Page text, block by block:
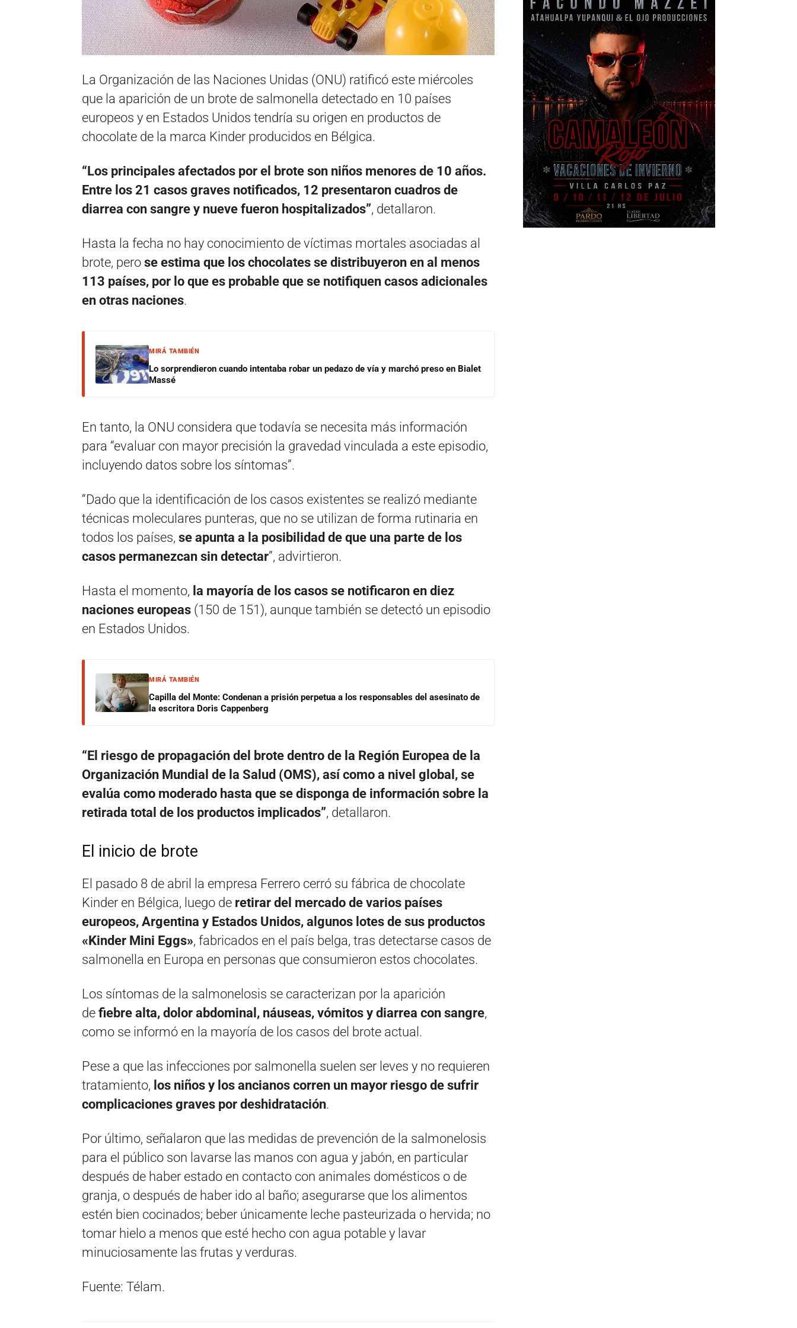
La Organización de las Naciones Unidas (ONU) ratificó este miércoles
que la aparición de un brote de salmonella detectado en 10 países
europeos y en Estados Unidos tendría su origen en productos de
chocolate de la marca Kinder producidos en Bélgica.
“Los principales afectados por el brote son niños menores de 10 años.
Entre los 21 casos graves notificados, 12 presentaron cuadros de
diarrea con sangre y nueve fueron hospitalizados”, detallaron.
Hasta la fecha no hay conocimiento de víctimas mortales asociadas al
brote, pero se estima que los chocolates se distribuyeron en al menos
113 países, por lo que es probable que se notifiquen casos adicionales
en otras naciones.
MIRÁ TAMBIÉN
Lo sorprendieron cuando intentaba robar un pedazo de vía y marchó preso en Bialet
Massé
En tanto, la ONU considera que todavía se necesita más información
para “evaluar con mayor precisión la gravedad vinculada a este episodio,
incluyendo datos sobre los síntomas”.
“Dado que la identificación de los casos existentes se realizó mediante
técnicas moleculares punteras, que no se utilizan de forma rutinaria en
todos los países, se apunta a la posibilidad de que una parte de los
casos permanezcan sin detectar”, advirtieron.
Hasta el momento, la mayoría de los casos se notificaron en diez
naciones europeas (150 de 151), aunque también se detectó un episodio
en Estados Unidos.
MIRÁ TAMBIÉN
Capilla del Monte: Condenan a prisión perpetua a los responsables del asesinato de
la escritora Doris Cappenberg
“El riesgo de propagación del brote dentro de la Región Europea de la
Organización Mundial de la Salud (OMS), así como a nivel global, se
evalúa como moderado hasta que se disponga de información sobre la
retirada total de los productos implicados”, detallaron.
El inicio de brote
El pasado 8 de abril la empresa Ferrero cerró su fábrica de chocolate
Kinder en Bélgica, luego de retirar del mercado de varios países
europeos, Argentina y Estados Unidos, algunos lotes de sus productos
«Kinder Mini Eggs», fabricados en el país belga, tras detectarse casos de
salmonella en Europa en personas que consumieron estos chocolates.
Los síntomas de la salmonelosis se caracterizan por la aparición
de fiebre alta, dolor abdominal, náuseas, vómitos y diarrea con sangre,
como se informó en la mayoría de los casos del brote actual.
Pese a que las infecciones por salmonella suelen ser leves y no requieren
tratamiento, los niños y los ancianos corren un mayor riesgo de sufrir
complicaciones graves por deshidratación.
Por último, señalaron que las medidas de prevención de la salmonelosis
para el público son lavarse las manos con agua y jabón, en particular
después de haber estado en contacto con animales domésticos o de
granja, o después de haber ido al baño; asegurarse que los alimentos
estén bien cocinados; beber únicamente leche pasteurizada o hervida; no
tomar hielo a menos que esté hecho con agua potable y lavar
minuciosamente las frutas y verduras.
Fuente: Télam.